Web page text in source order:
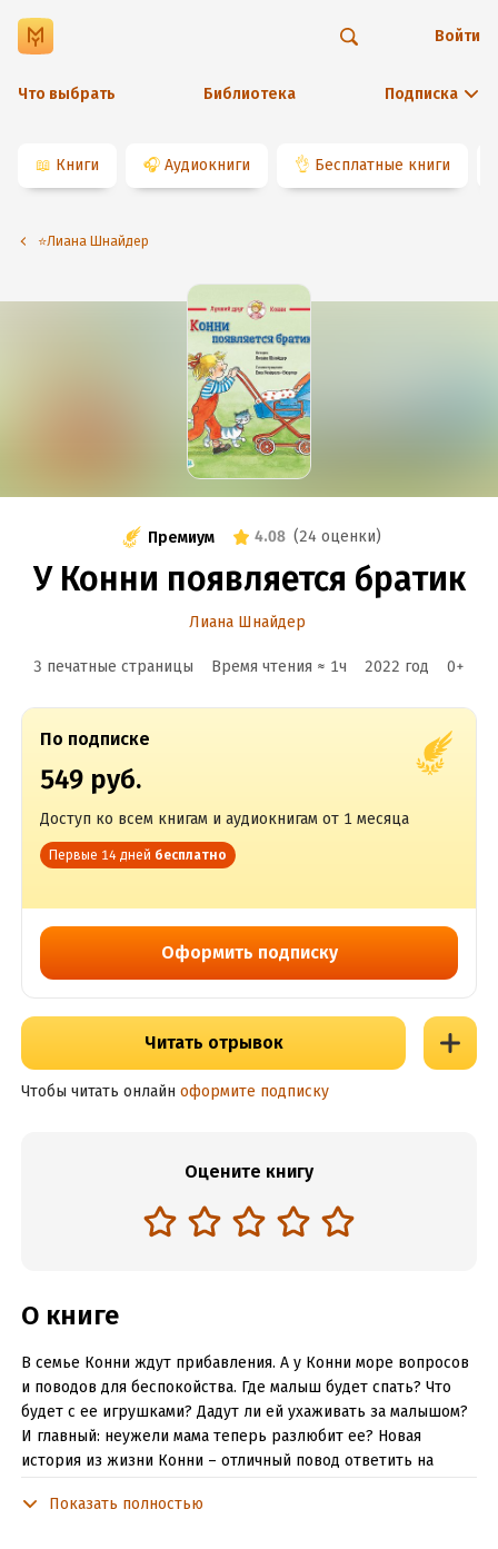
Что выбрать Библиотека Подписка
Войти
📖 Книги 🎧 Аудиокниги 👌 Бесплатные книги
⭐️Лиана Шнайдер
Премиум 4.08 (24 оценки)
У Конни появляется братик
Лиана Шнайдер
3 печатные страницы Время чтения ≈ 1ч 2022 год 0+
По подписке
549 руб.
Доступ ко всем книгам и аудиокнигам от 1 месяца
Первые 14 дней бесплатно
Оформить подписку
Читать отрывок
Чтобы читать онлайн оформите подписку
Оцените книгу
О книге
В семье Конни ждут прибавления. А у Конни море вопросов
и поводов для беспокойства. Где малыш будет спать? Что
будет с ее игрушками? Дадут ли ей ухаживать за малышом?
И главный: неужели мама теперь разлюбит ее? Новая
история из жизни Конни – отличный повод ответить на
одно развеять его страхи и сомнения.
Показать полностью